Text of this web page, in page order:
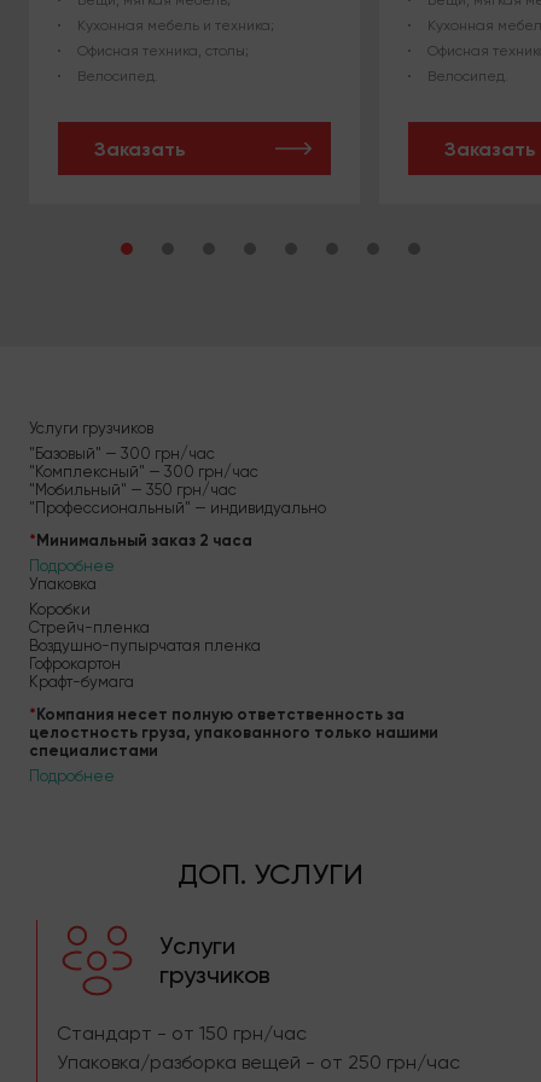
Кухонная мебель и техника;
Офисная техника, столы;
Велосипед.
Заказать
Кухонная
Офисная
Велосипед.
Заказать
Услуги грузчиков
"Базовый" — 300 грн/час
"Комплексный" — 300 грн/час
"Мобильный" — 350 грн/час
"Профессиональный" — индивидуально
* Минимальный заказ 2 часа
Подробнее
Упаковка
Коробки
Стрейч-пленка
Воздушно-пупырчатая пленка
Гофрокартон
Крафт-бумага
* Компания несет полную ответственность за
целостность груза, упакованного только нашими
специалистами
Подробнее
ДОП. УСЛУГИ
Услуги
грузчиков
Стандарт - от 150 грн/час
Упаковка/разборка вещей - от 250 грн/час